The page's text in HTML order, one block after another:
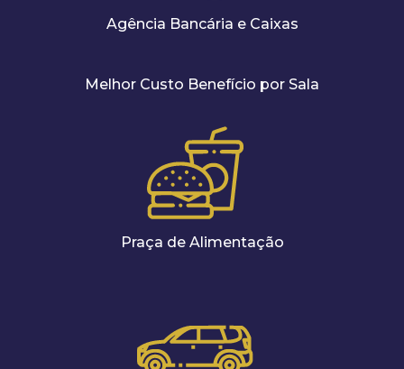
Agência Bancária e Caixas
Melhor Custo Benefício por Sala
Praça de Alimentação